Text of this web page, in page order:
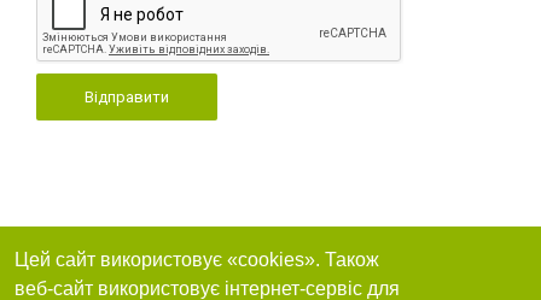
Відправити
Цей сайт використовує «cookies». Також
веб-сайт використовує інтернет-сервіс для